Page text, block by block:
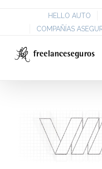
HELLO AUTO
COMPAÑÍAS